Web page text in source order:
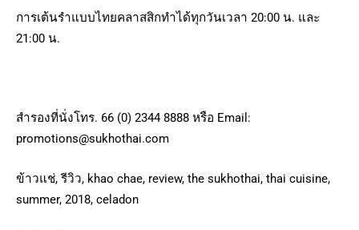
การเต้นรำแบบไทยคลาสสิกทำได้ทุกวันเวลา 20:00 น. และ
21:00 น.
สำรองที่นั่งโทร. 66 (0) 2344 8888 หรือ Email:
promotions@sukhothai.com
ข้าวแช่, รีวิว, khao chae, review, the sukhothai, thai cuisine,
summer, 2018, celadon